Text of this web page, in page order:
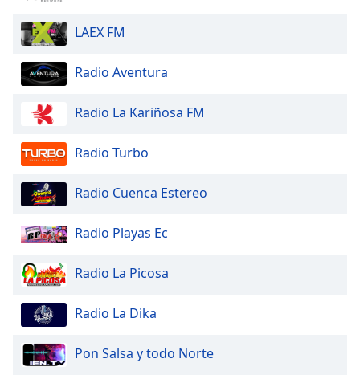
dialog
window.
window.
Opacity
Background
Color
LAEX FM
Radio Aventura
Radio La Kariñosa FM
Radio Turbo
Radio Cuenca Estereo
Radio Playas Ec
Radio La Picosa
Radio La Dika
Pon Salsa y todo Norte